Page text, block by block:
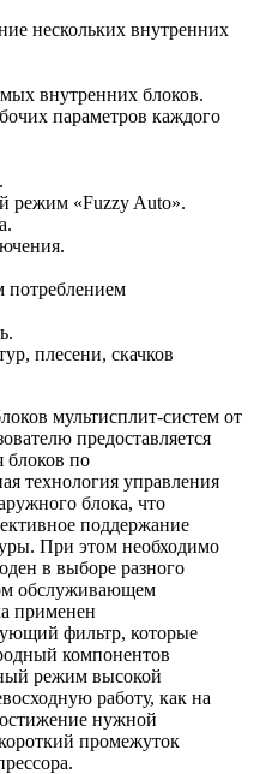
нескольких внутренних
внутренних блоков.
параметров каждого
режим «Fuzzy Auto».
потреблением
плесени, скачков
мультисплит-систем от
предоставляется
блоков по
технология управления
блока, что
поддержание
При этом необходимо
в выборе разного
обслуживающем
применен
фильтр, которые
компонентов
режим высокой
работу, как на
нужной
промежуток